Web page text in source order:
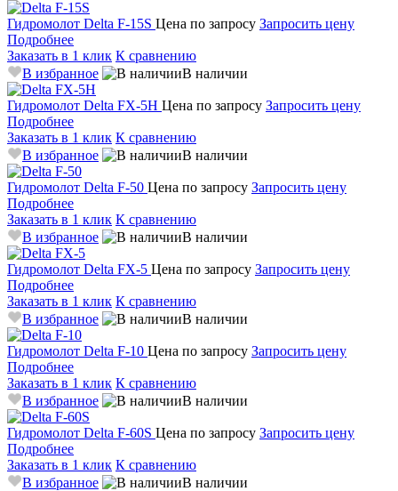
Гидромолот Delta F-15S Цена по запросу Запросить цену
Подробнее
Заказать в 1 клик К сравнению
В избранное
В наличии
Гидромолот Delta FX-5H Цена по запросу Запросить цену
Подробнее
Заказать в 1 клик К сравнению
В избранное
В наличии
Гидромолот Delta F-50 Цена по запросу Запросить цену
Подробнее
Заказать в 1 клик К сравнению
В избранное
В наличии
Гидромолот Delta FX-5 Цена по запросу Запросить цену
Подробнее
Заказать в 1 клик К сравнению
В избранное
В наличии
Гидромолот Delta F-10 Цена по запросу Запросить цену
Подробнее
Заказать в 1 клик К сравнению
В избранное
В наличии
Гидромолот Delta F-60S Цена по запросу Запросить цену
Подробнее
Заказать в 1 клик К сравнению
В избранное
В наличии